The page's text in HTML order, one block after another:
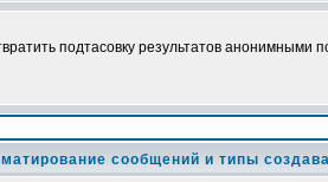
подтасовку результатов
сообщений и типы